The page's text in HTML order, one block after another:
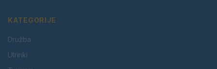
KATEGORIJE
Družba
Utrinki